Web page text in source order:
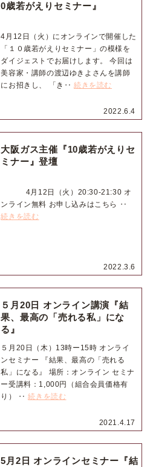
2022.6.4
0歳若がえりセミナー』
4月12日（火）にオンラインで開催した
「１０歳若がえりセミナー」の模様を
ダイジェストでお届けします。 今回は
美容家・講師の渡辺ゆきよさんを講師
にお招きし、 「き‥続きを読む
2022.3.6
大阪ガス主催『10歳若がえりセ
ミナー』登壇
4月12日（火）20:30-21:30 オ
ンライン無料 お申し込みはこちら ‥
続きを読む
2021.4.17
５月20日 オンライン講演『結
果、最高の「売れる私」にな
る』
５月20日（木）13時ー15時 オンライ
ンセミナー 『結果、最高の「売れる
私」になる』 場所：オンライン セミナ
ー受講料：1,000円（組合会員価格有
り） ‥続きを読む
5月2日 オンラインセミナー『結